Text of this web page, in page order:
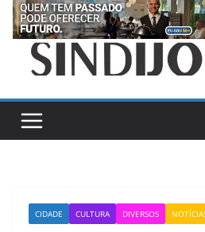
CIDADE CULTURA DIVERSOS